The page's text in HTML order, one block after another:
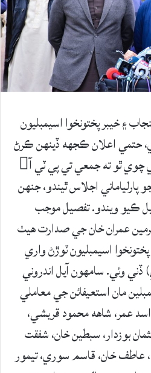
۽ خيبر پختونخوا اسيمبليون
حتمي اعلان ڪجهه ڏينهن ڪرڻ
جو امڪان آهي، فواد چوڌري چوي ٿو ته جمعي تي پي ٽي آ
پارلياماني اجلاس ٿيندو، جنهن
ڪيو ويندو. تفصيل موجب
عمران خان جي صدارت هيٺ
اسيمبليون ٽوڙڻ واري
وئي. سامهون آيل اندروني
مان استعيفائن جي معاملي
عمر، شاهه محمود قريشي،
بوزدار، سبطين خان، شفقت
عاطف خان، قاسم سوري، تيمور